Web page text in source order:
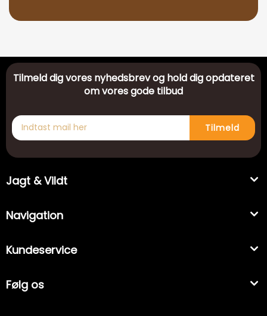
Tilmeld dig vores nyhedsbrev og hold dig opdateret
om vores gode tilbud
Tilmeld
Jagt & Vildt
Navigation
Kundeservice
Følg os